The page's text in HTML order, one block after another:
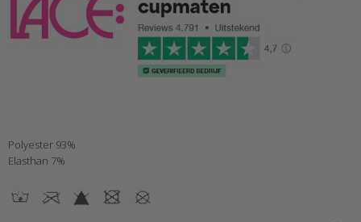
Polyester 93%
Elasthan 7%